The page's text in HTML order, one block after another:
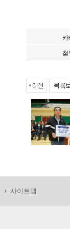
카
첨
사이트맵